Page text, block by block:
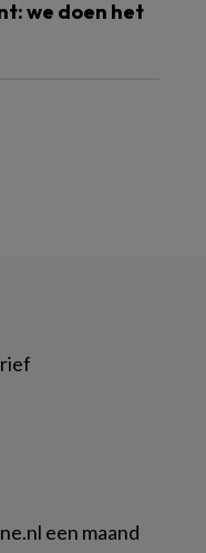
we doen het
een maand